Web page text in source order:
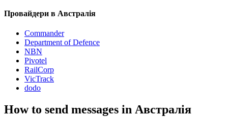
Провайдери в Австралія
Commander
Department of Defence
NBN
Pivotel
RailCorp
VicTrack
dodo
How to send messages in Австралія